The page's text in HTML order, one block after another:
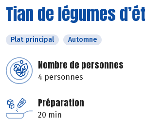
Tian de légumes
Plat principal Automne
Nombre de personnes
4 personnes
Préparation
20 min